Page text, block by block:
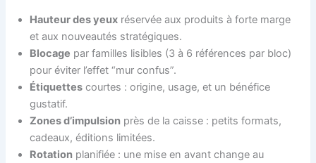
Hauteur des yeux réservée aux produits à forte marge
et aux nouveautés stratégiques.
Blocage par familles lisibles (3 à 6 références par bloc)
pour éviter l’effet “mur confus”.
Étiquettes courtes : origine, usage, et un bénéfice
gustatif.
Zones d’impulsion près de la caisse : petits formats,
cadeaux, éditions limitées.
Rotation planifiée : une mise en avant change au